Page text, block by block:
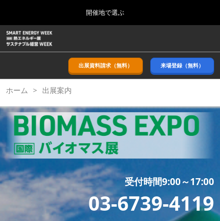
ッ
プ
し
進
む
to
close
the
開催地で選ぶ
11月_関西展
2026年11月18日
インテックス大阪/INTEX Osaka
3月_春展
2027年03月24日
東京ビッグサイト/Tokyo Big Sight
ー
バ
ル
ナ
ー
シ
ョ
ン
を
折
り
た
た
む
出展資料請求（無料） 来場登録（無料）
ホーム 出展案内
受付時間9:00～17:00
03-6739-4119